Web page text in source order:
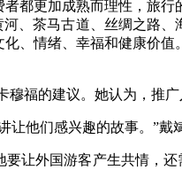
更加成熟而理性，旅行
、茶马古道、丝绸之路
、情绪、幸福和健康价
福的建议。她认为，推广
他们感兴趣的故事。”戴
外国游客产生共情，还